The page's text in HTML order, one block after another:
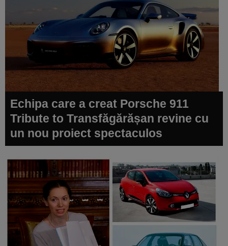
Echipa care a creat Porsche 911
Tribute to Transfăgărășan revine cu
un nou proiect spectaculos